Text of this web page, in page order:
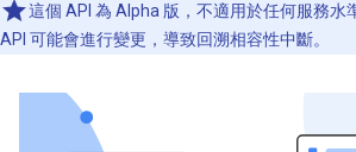
這個 API 為 Alpha 版，不適用於任何服務水
API 可能會進行變更，導致回溯相容性中斷。